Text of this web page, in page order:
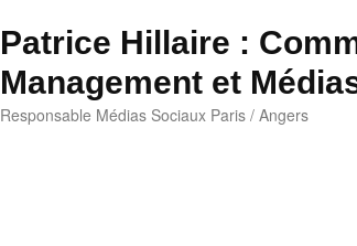
Patrice Hillaire :
Management et
Responsable Médias Sociaux Paris / Angers